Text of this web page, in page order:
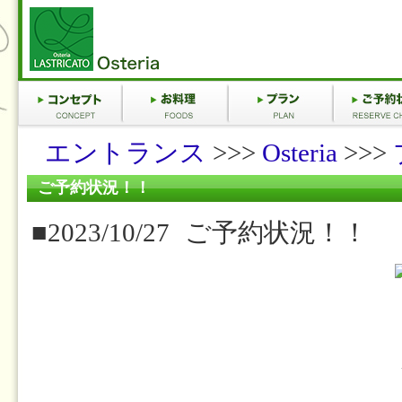
エントランス >>> Osteria >>>
ご予約状況！！
■2023/10/27 ご予約状況！！